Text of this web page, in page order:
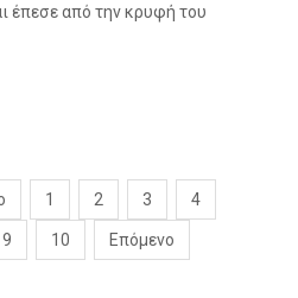
έπεσε από την κρυφή του
1 2 3 4
9 10 Επόμενο